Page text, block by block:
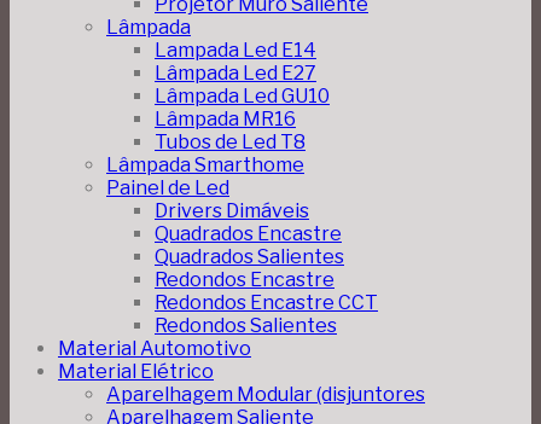
Lâmpada
Lampada Led E14
Lâmpada Led E27
Lâmpada Led GU10
Lâmpada MR16
Tubos de Led T8
Lâmpada Smarthome
Painel de Led
Drivers Dimáveis
Quadrados Encastre
Quadrados Salientes
Redondos Encastre
Redondos Encastre CCT
Redondos Salientes
Material Automotivo
Material Elétrico
Aparelhagem Modular (disjuntores
Aparelhagem Saliente